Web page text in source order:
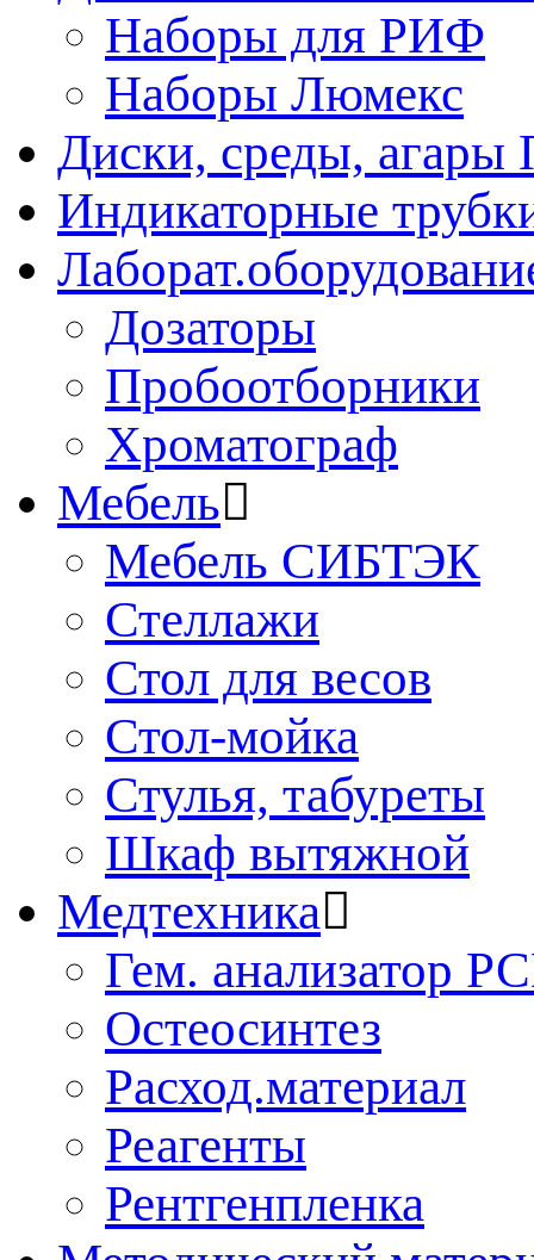
Наборы для РИФ
Наборы Люмекс
Диски, среды, агары
Индикаторные
Дозаторы
Пробоотборники
Хроматограф
Мебель
Мебель СИБТЭК
Стеллажи
Стол для весов
Стол-мойка
Стулья, табуреты
Шкаф вытяжной
Медтехника
Гем. анализатор
Остеосинтез
Расход.материал
Реагенты
Рентгенпленка